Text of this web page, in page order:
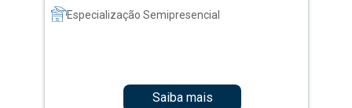
Especialização Semipresencial
Saiba mais